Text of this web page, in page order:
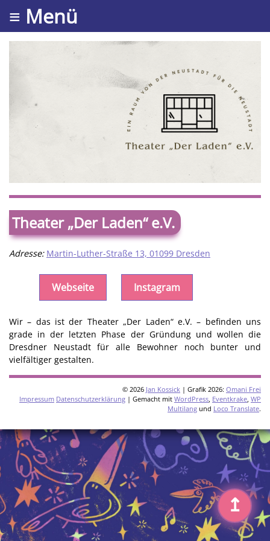
≡ Menü
Theater „Der Laden“ e.V.
Adresse: Martin-Luther-Straße 13, 01099 Dresden
Webseite Instagram
Wir – das ist der Theater „Der Laden“ e.V. – befinden uns
grade in der letzten Phase der Gründung und wollen die
Dresdner Neustadt für alle Bewohner noch bunter und
vielfältiger gestalten.
© 2026 Jan Kossick | Grafik 2026: Omani Frei
Impressum Datenschutzerklärung | Gemacht mit WordPress, Eventkrake, WP
Multilang und Loco Translate.
↥